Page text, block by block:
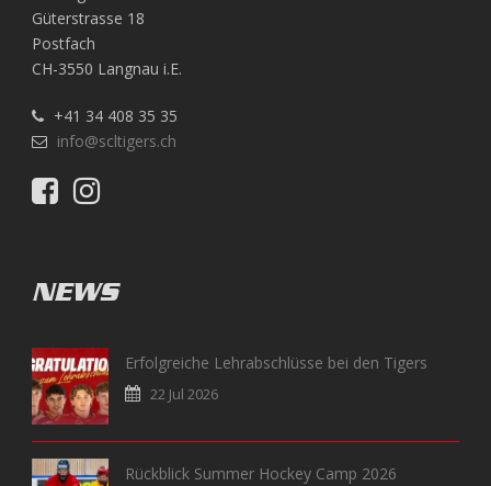
Güterstrasse 18
Postfach
CH-3550 Langnau i.E.
+41 34 408 35 35
info@scltigers.ch
NEWS
Erfolgreiche Lehrabschlüsse bei den Tigers
22 Jul 2026
Rückblick Summer Hockey Camp 2026